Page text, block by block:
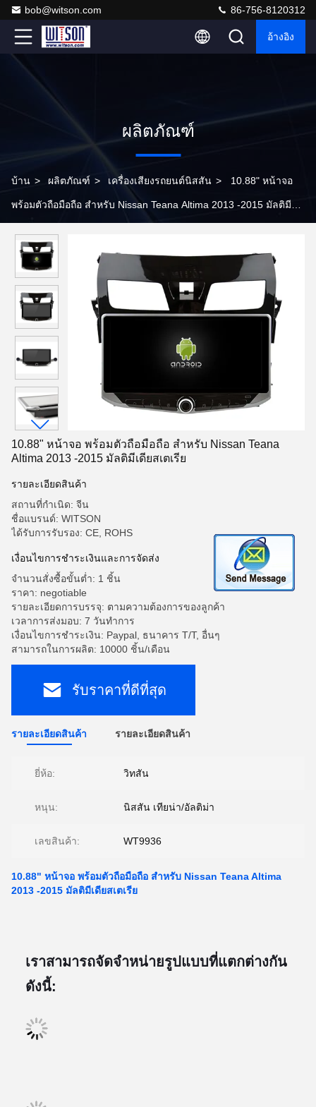
bob@witson.com 86-756-8120312
อ้างอิง
ผลิตภัณฑ์
บ้าน > ผลิตภัณฑ์ > เครื่องเสียงรถยนต์นิสสัน > 10.88" หน้าจอ
พร้อมตัวถือมือถือ สําหรับ Nissan Teana Altima 2013 -2015 มัลติมี
10.88" หน้าจอ พร้อมตัวถือมือถือ สําหรับ Nissan Teana
Altima 2013 -2015 มัลติมีเดียสเตเรีย
รายละเอียดสินค้า
สถานที่กำเนิด: จีน
ชื่อแบรนด์: WITSON
ได้รับการรับรอง: CE, ROHS
เงื่อนไขการชำระเงินและการจัดส่ง
จำนวนสั่งซื้อขั้นต่ำ: 1 ชิ้น
ราคา: negotiable
รายละเอียดการบรรจุ: ตามความต้องการของลูกค้า
เวลาการส่งมอบ: 7 วันทำการ
เงื่อนไขการชำระเงิน: Paypal, ธนาคาร T/T, อื่นๆ
สามารถในการผลิต: 10000 ชิ้น/เดือน
รับราคาที่ดีที่สุด
รายละเอียดสินค้า รายละเอียดสินค้า
ยี่ห้อ: วิทสัน
หนุน: นิสสัน เทียน่า/อัลติม่า
เลขสินค้า: WT9936
10.88" หน้าจอ พร้อมตัวถือมือถือ สําหรับ Nissan Teana Altima
2013 -2015 มัลติมีเดียสเตเรีย
เราสามารถจัดจําหน่ายรูปแบบที่แตกต่างกัน
ดังนี้: